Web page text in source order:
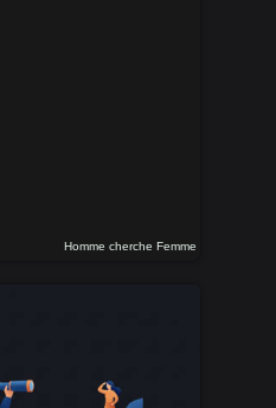
Homme cherche Femme